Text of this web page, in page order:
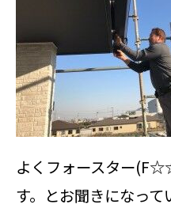
よくフォースター
す。とお聞きになっ